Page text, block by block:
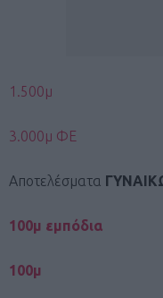
1.500μ
3.000μ ΦΕ
Αποτελέσματα
100μ εμπόδια
100μ